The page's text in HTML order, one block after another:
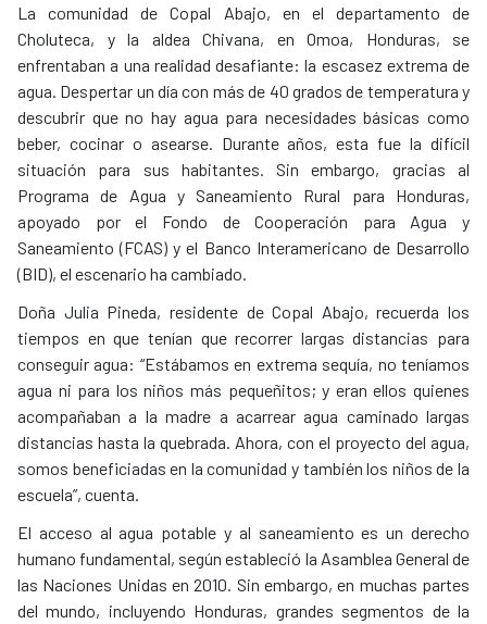
La comunidad de Copal Abajo, en el departamento de
Choluteca, y la aldea Chivana, en Omoa, Honduras, se
enfrentaban a una realidad desafiante: la escasez extrema de
agua. Despertar un día con más de 40 grados de temperatura y
descubrir que no hay agua para necesidades básicas como
beber, cocinar o asearse. Durante años, esta fue la difícil
situación para sus habitantes. Sin embargo, gracias al
Programa de Agua y Saneamiento Rural para Honduras,
apoyado por el Fondo de Cooperación para Agua y
Saneamiento (FCAS) y el Banco Interamericano de Desarrollo
(BID), el escenario ha cambiado.
Doña Julia Pineda, residente de Copal Abajo, recuerda los
tiempos en que tenían que recorrer largas distancias para
conseguir agua: “Estábamos en extrema sequía, no teníamos
agua ni para los niños más pequeñitos; y eran ellos quienes
acompañaban a la madre a acarrear agua caminado largas
distancias hasta la quebrada. Ahora, con el proyecto del agua,
somos beneficiadas en la comunidad y también los niños de la
escuela”, cuenta.
El acceso al agua potable y al saneamiento es un derecho
humano fundamental, según estableció la Asamblea General de
las Naciones Unidas en 2010. Sin embargo, en muchas partes
del mundo, incluyendo Honduras, grandes segmentos de la